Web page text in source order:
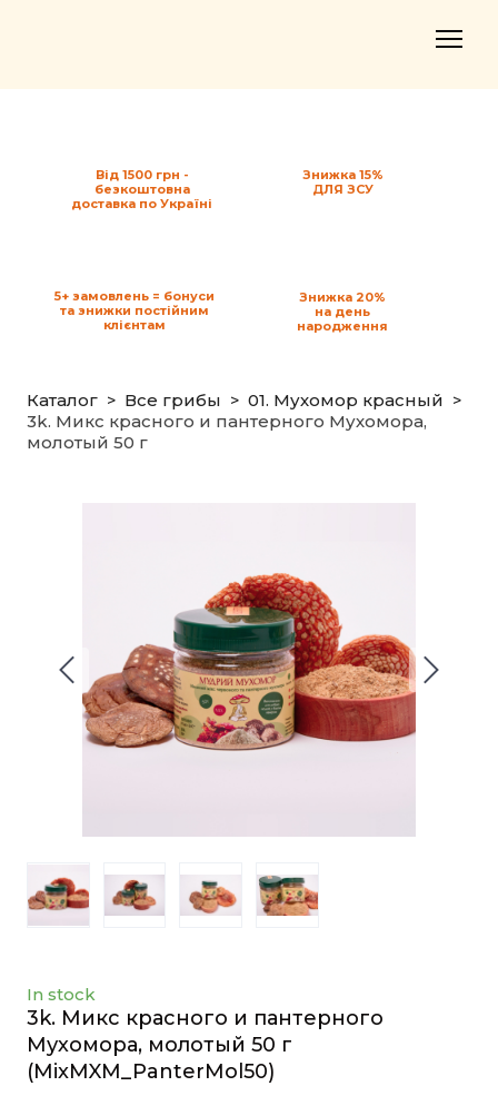
Знижка 15%
ДЛЯ ЗСУ
Від 1500 грн -
безкоштовна
доставка по Україні
5+ замовлень = бонуси
та знижки постійним
клієнтам
Знижка 20%
на день
народження
Каталог Все грибы
01. Мухомор красный
3k. Микс красного и пантерного Мухомора,
молотый 50 г
In stock
3k. Микс красного и пантерного
Мухомора, молотый 50 г
(MixMXM_PanterMol50)